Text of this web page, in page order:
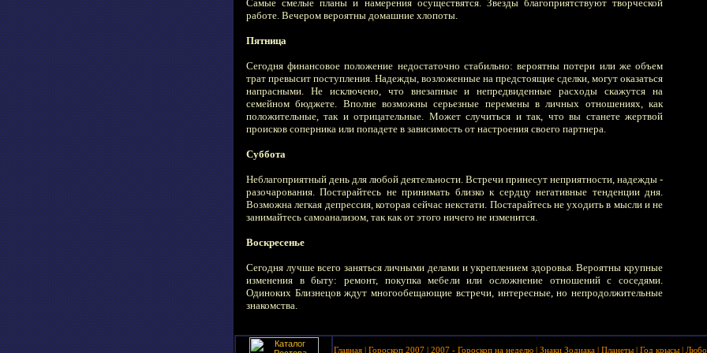
Самые смелые планы и намерения осуществятся. Звезды благоприятствуют творческой
работе. Вечером вероятны домашние хлопоты.
Пятница
Сегодня финансовое положение недостаточно стабильно: вероятны потери или же объем
трат превысит поступления. Надежды, возложенные на предстоящие сделки, могут оказаться
напрасными. Не исключено, что внезапные и непредвиденные расходы скажутся на
семейном бюджете. Вполне возможны серьезные перемены в личных отношениях, как
положительные, так и отрицательные. Может случиться и так, что вы станете жертвой
происков соперника или попадете в зависимость от настроения своего партнера.
Суббота
Неблагоприятный день для любой деятельности. Встречи принесут неприятности, надежды -
разочарования. Постарайтесь не принимать близко к сердцу негативные тенденции дня.
Возможна легкая депрессия, которая сейчас некстати. Постарайтесь не уходить в мысли и не
занимайтесь самоанализом, так как от этого ничего не изменится.
Воскресенье
Сегодня лучше всего заняться личными делами и укреплением здоровья. Вероятны крупные
изменения в быту: ремонт, покупка мебели или осложнение отношений с соседями.
Одиноких Близнецов ждут многообещающие встречи, интересные, но непродолжительные
знакомства.
Главная | Гороскоп 2007 | 2007 - Гороскоп на неделю | Знаки Зодиака | Планеты | Год крысы |